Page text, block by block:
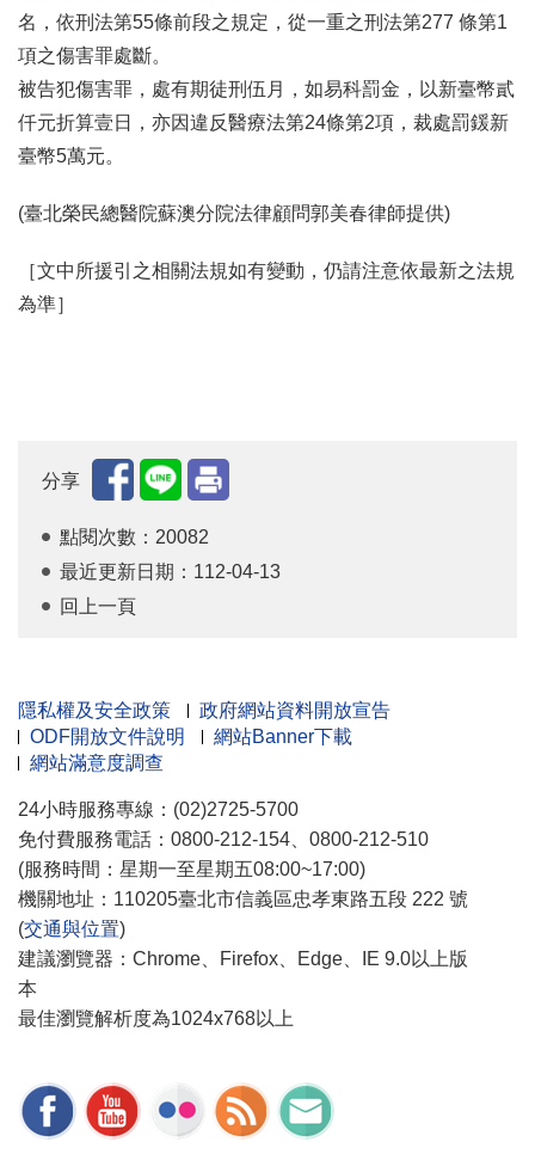
名，依刑法第55條前段之規定，從一重之刑法第277 條第1
項之傷害罪處斷。
被告犯傷害罪，處有期徒刑伍月，如易科罰金，以新臺幣貳
仟元折算壹日，亦因違反醫療法第24條第2項，裁處罰鍰新
臺幣5萬元。
(臺北榮民總醫院蘇澳分院法律顧問郭美春律師提供)
［文中所援引之相關法規如有變動，仍請注意依最新之法規
為準］
分享
點閱次數：20082
最近更新日期：112-04-13
回上一頁
隱私權及安全政策
政府網站資料開放宣告
ODF開放文件說明
網站Banner下載
網站滿意度調查
24小時服務專線：(02)2725-5700
免付費服務電話：0800-212-154、0800-212-510
(服務時間：星期一至星期五08:00~17:00)
機關地址：110205臺北市信義區忠孝東路五段 222 號
(交通與位置)
建議瀏覽器：Chrome、Firefox、Edge、IE 9.0以上版
本
最佳瀏覽解析度為1024x768以上